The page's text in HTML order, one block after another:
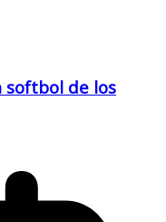
softbol de los